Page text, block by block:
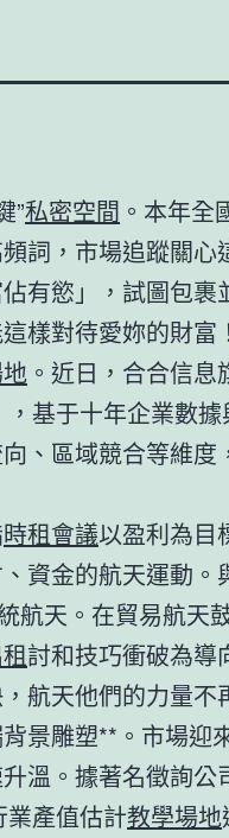
”私密空間 。本年全
詞，市場追蹤關心
有慾」，試圖包裹
樣對待愛妳的財富
。近日，合合信息
基于十年企業數據
、區域競合等維度
時租會議以盈利為目
資金的航天運動。
航天。在貿易航天
討和技巧衝破為導
航天他們的力量不
景雕塑**。市場迎
溫。據著名徵詢公
產值估計教學場地